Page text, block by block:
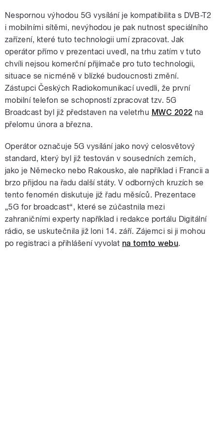
Nespornou výhodou 5G vysílání je kompatibilita s DVB-T2
i mobilními sítěmi, nevýhodou je pak nutnost speciálního
zařízení, které tuto technologii umí zpracovat. Jak
operátor přímo v prezentaci uvedl, na trhu zatím v tuto
chvíli nejsou komerční přijímače pro tuto technologii,
situace se nicméně v blízké budoucnosti změní.
Zástupci Českých Radiokomunikací uvedli, že první
mobilní telefon se schopností zpracovat tzv. 5G
Broadcast byl již představen na veletrhu MWC 2022 na
přelomu února a března.
Operátor označuje 5G vysílání jako nový celosvětový
standard, který byl již testován v sousedních zemích,
jako je Německo nebo Rakousko, ale například i Francii a
brzo přijdou na řadu další státy. V odborných kruzích se
tento fenomén diskutuje již řadu měsíců. Prezentace
„5G for broadcast“, které se zúčastnila mezi
zahraničními experty například i redakce portálu Digitální
rádio, se uskutečnila již loni 14. září. Zájemci si ji mohou
po registraci a přihlášení vyvolat na tomto webu.